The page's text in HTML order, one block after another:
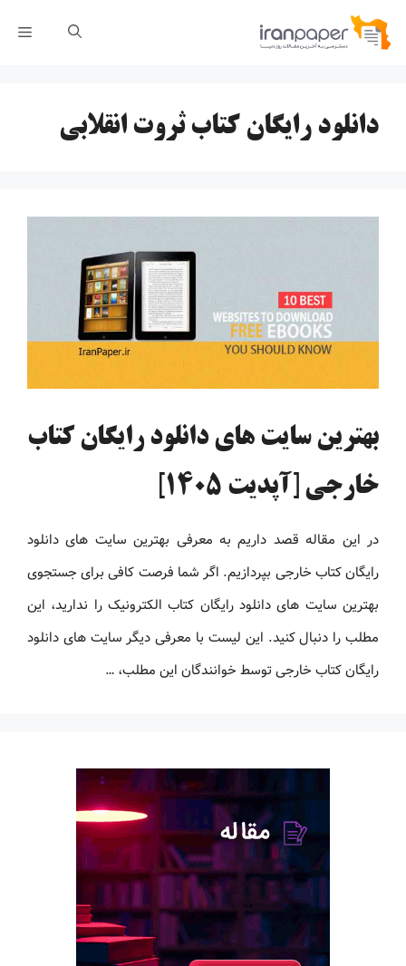
پرش
دانلود رایگان کتاب ثروت انقلابی
بهترین سایت های دانلود رایگان کتاب
خارجی [آپدیت 1405]
در این مقاله قصد داریم به معرفی بهترین سایت های دانلود
رایگان کتاب خارجی بپردازیم. اگر شما فرصت کافی برای جستجوی
بهترین سایت های دانلود رایگان کتاب الکترونیک را ندارید، این
مطلب را دنبال کنید. این لیست با معرفی دیگر سایت های دانلود
رایگان کتاب خارجی توسط خوانندگان این مطلب، …